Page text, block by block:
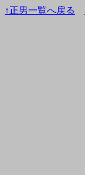
↑正男一覧へ戻る